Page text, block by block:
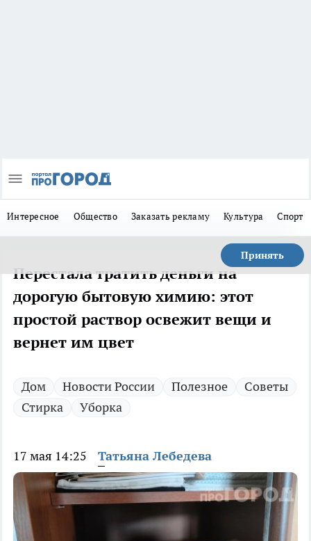
Интересное Общество Заказать рекламу Культура Спорт
Принять
Перестала тратить деньги на
дорогую бытовую химию: этот
простой раствор освежит вещи и
вернет им цвет
Дом Новости России Полезное
Советы
Стирка
Уборка
17 мая 14:25 Татьяна Лебедева